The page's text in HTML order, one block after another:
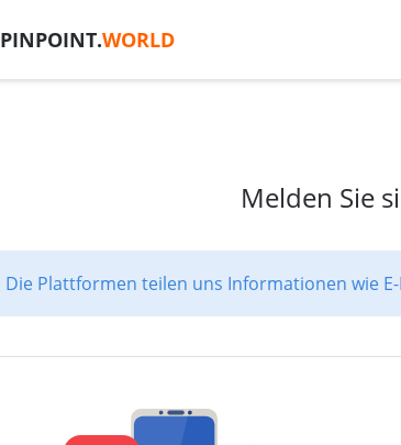
PINPOINT.WORLD
Melden Sie
Die Plattformen teilen uns Informationen wie